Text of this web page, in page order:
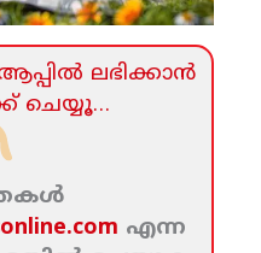
ലഭിക്കാന്‍
ചെയ്യൂ…
എന്ന